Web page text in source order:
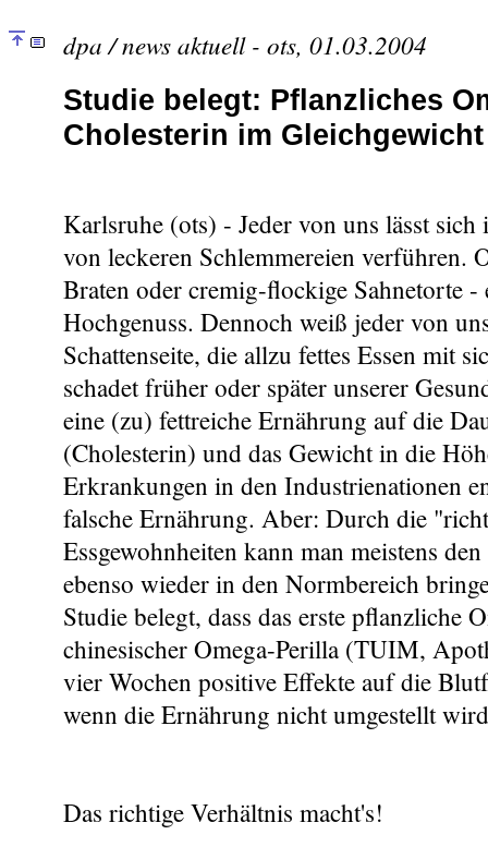
dpa / news aktuell - ots, 01.03.2004
Studie belegt: Pflanzliches
Cholesterin im Gleichgewicht
Karlsruhe (ots) - Jeder von uns lässt
von leckeren Schlemmereien verführen.
Braten oder cremig-flockige Sahnetorte -
Hochgenuss. Dennoch weiß jeder von
Schattenseite, die allzu fettes Essen mit
schadet früher oder später unserer
eine (zu) fettreiche Ernährung auf die
(Cholesterin) und das Gewicht in die
Erkrankungen in den Industrienationen
falsche Ernährung. Aber: Durch die
Essgewohnheiten kann man meistens
ebenso wieder in den Normbereich
Studie belegt, dass das erste pflanzliche
chinesischer Omega-Perilla (TUIM,
vier Wochen positive Effekte auf die
wenn die Ernährung nicht umgestellt
Das richtige Verhältnis macht's!